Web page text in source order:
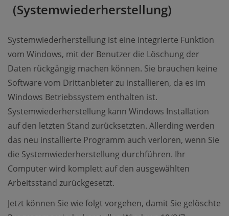
(Systemwiederherstellung)
Systemwiederherstellung ist eine integrierte Funktion
vom Windows, mit der Benutzer die Löschung der
Daten rückgängig machen können. Sie brauchen keine
Software vom Drittanbieter zu installieren, da es im
Windows Betriebssystem enthalten ist.
Systemwiederherstellung kann Windows Installation
auf den letzten Stand zurücksetzten. Allerding werden
das neu installierte Programm auch verloren, wenn Sie
die Systemwiederherstellung durchführen. Ihr
Computer wird komplett auf den ausgewählten
Arbeitsstand zurückgesetzt.
Jetzt können Sie wie folgt vorgehen, damit Sie gelöschte